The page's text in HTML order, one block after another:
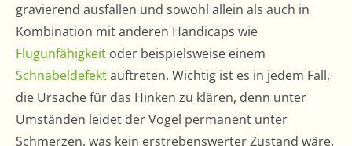
gravierend ausfallen und sowohl allein als auch in
Kombination mit anderen Handicaps wie
Flugunfähigkeit oder beispielsweise einem
Schnabeldefektauftreten. Wichtig ist es in jedem Fall,
die Ursache für das Hinken zu klären, denn unter
Umständen leidet der Vogel permanent unter
Schmerzen, was kein erstrebenswerter Zustand wäre.